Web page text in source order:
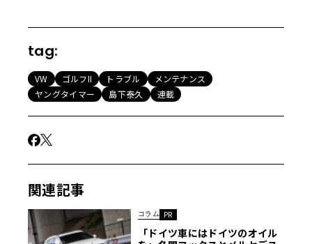
○月×日スピニングガレージでまずすることは？
先月からフォルクスワーゲン・ゴルフIIを迎えての「2nd.S
eason」に突入したヤングタイマー・ダイアリー。前回記
した通り、ゴルフII専門店として有名なスピニングガレージ
さんが買い取りした車両の品川二桁ナンバーを維持するた
め、ウチで登録したのがこの話の始まりでした。せっかく
私の名義にしたんだから企画にしなくちゃもったいない。
じゃあ、私の納得行くようにしっかり整備した上で、新し
いオーナーに引き継ごうじゃないの、という話になったの
でした。
tag:
VW ゴルフII トラブル
メンテナンス
ヤングタイマー
島下泰久 連載
関連記事
コラム PR
「ドイツ車にはドイツのオイル